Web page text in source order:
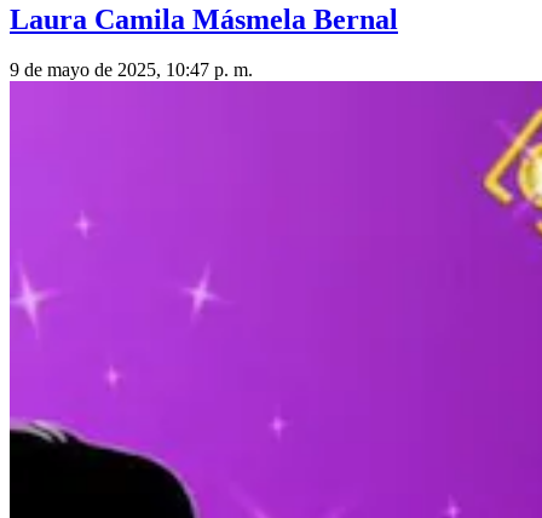
Laura Camila Másmela Bernal
9 de mayo de 2025, 10:47 p. m.